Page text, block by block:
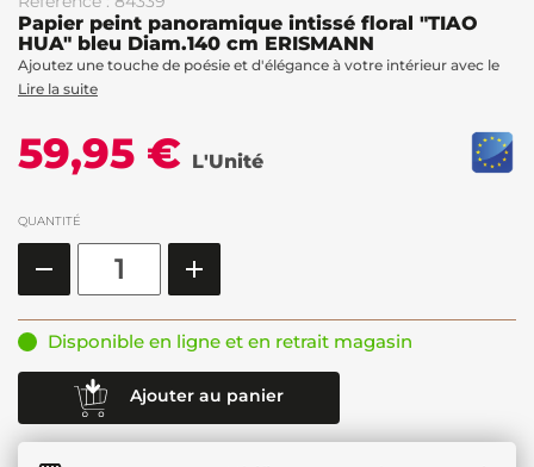
Papier peint panoramique intissé floral "TIAO
HUA" bleu Diam.140 cm ERISMANN
Ajoutez une touche de poésie et d'élégance à votre intérieur avec le
Lire la suite
59,95 € L'Unité
QUANTITÉ
Disponible en ligne et en retrait magasin
Ajouter au panier